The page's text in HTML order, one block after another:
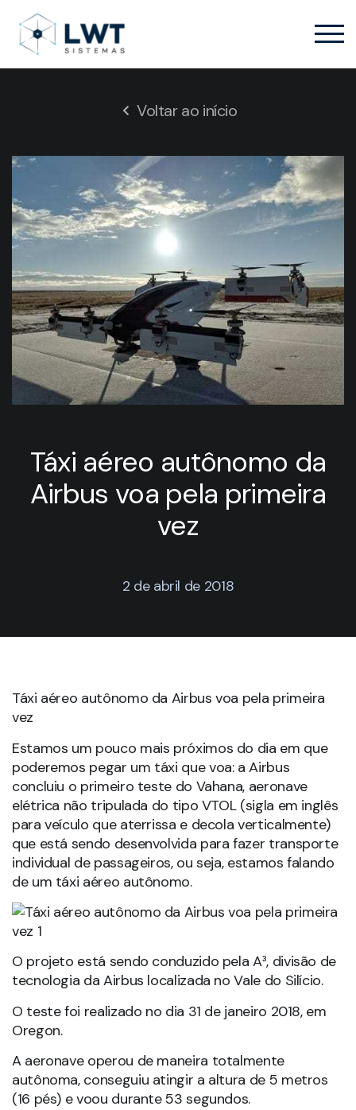
Voltar ao início
Táxi aéreo autônomo da
Airbus voa pela primeira
vez
2 de abril de 2018
Táxi aéreo autônomo da Airbus voa pela primeira
vez
Estamos um pouco mais próximos do dia em que
poderemos pegar um táxi que voa: a Airbus
concluiu o primeiro teste do Vahana, aeronave
elétrica não tripulada do tipo VTOL (sigla em inglês
para veículo que aterrissa e decola verticalmente)
que está sendo desenvolvida para fazer transporte
individual de passageiros, ou seja, estamos falando
de um táxi aéreo autônomo.
O projeto está sendo conduzido pela A³, divisão de
tecnologia da Airbus localizada no Vale do Silício.
O teste foi realizado no dia 31 de janeiro 2018, em
Oregon.
A aeronave operou de maneira totalmente
autônoma, conseguiu atingir a altura de 5 metros
(16 pés) e voou durante 53 segundos.